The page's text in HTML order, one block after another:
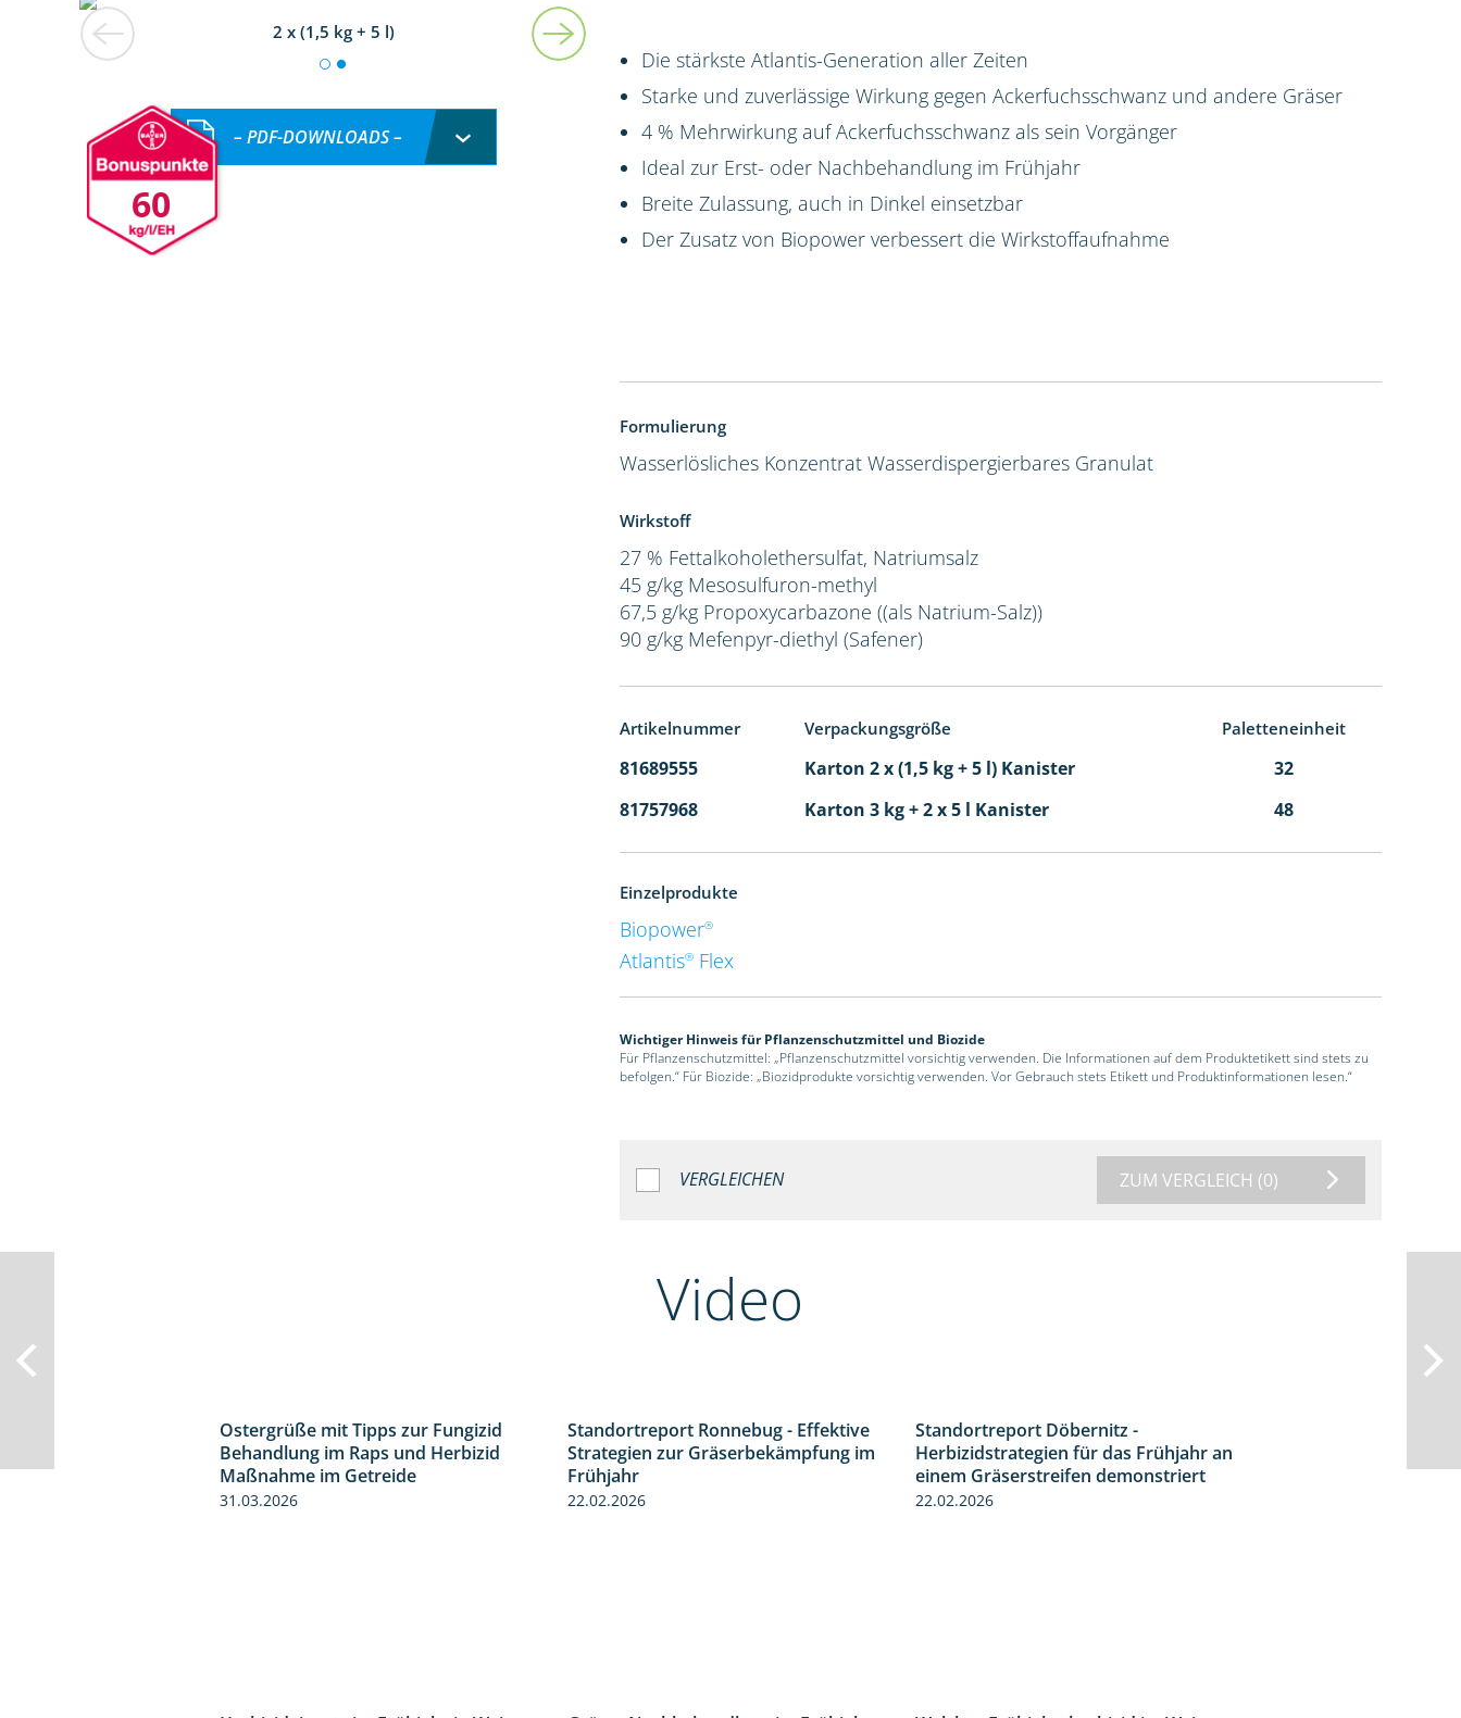
2 x (1,5 kg + 5 l)
60
– PDF-DOWNLOADS –
Die stärkste Atlantis-Generation aller Zeiten
Starke und zuverlässige Wirkung gegen Ackerfuchsschwanz und andere Gräser
4 % Mehrwirkung auf Ackerfuchsschwanz als sein Vorgänger
Ideal zur Erst- oder Nachbehandlung im Frühjahr
Breite Zulassung, auch in Dinkel einsetzbar
Der Zusatz von Biopower verbessert die Wirkstoffaufnahme
Formulierung
Wasserlösliches Konzentrat Wasserdispergierbares Granulat
Wirkstoff
27 % Fettalkoholethersulfat, Natriumsalz
45 g/kg Mesosulfuron-methyl
67,5 g/kg Propoxycarbazone ((als Natrium-Salz))
90 g/kg Mefenpyr-diethyl (Safener)
Artikelnummer Verpackungsgröße Paletteneinheit
81689555 Karton 2 x (1,5 kg + 5 l) Kanister
32
81757968
Karton 3 kg + 2 x 5 l Kanister 48
Einzelprodukte
Biopower®
Atlantis® Flex
Wichtiger Hinweis für Pflanzenschutzmittel und Biozide
Für Pflanzenschutzmittel: „Pflanzenschutzmittel vorsichtig verwenden. Die Informationen auf dem Produktetikett sind stets zu
befolgen.“ Für Biozide: „Biozidprodukte vorsichtig verwenden. Vor Gebrauch stets Etikett und Produktinformationen lesen.“
VERGLEICHEN ZUM VERGLEICH (0)
Video
1:32
Ostergrüße mit Tipps zur Fungizid
Behandlung im Raps und Herbizid
Maßnahme im Getreide
31.03.2026
4:32
Standortreport Ronnebug - Effektive
Strategien zur Gräserbekämpfung im
Frühjahr
22.02.2026
3:32
Standortreport Döbernitz -
Herbizidstrategien für das Frühjahr an
einem Gräserstreifen demonstriert
22.02.2026